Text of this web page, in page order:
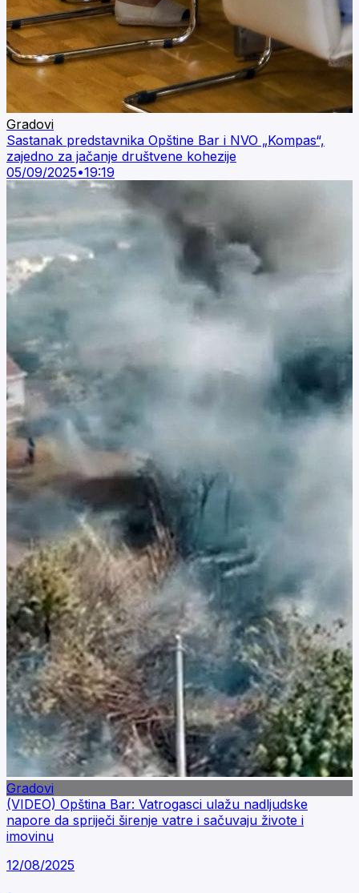
Gradovi
Sastanak predstavnika Opštine Bar i NVO „Kompas“,
zajedno za jačanje društvene kohezije
05/09/2025•19:19
Gradovi
(VIDEO) Opština Bar: Vatrogasci ulažu nadljudske
napore da spriječi širenje vatre i sačuvaju živote i
imovinu
12/08/2025